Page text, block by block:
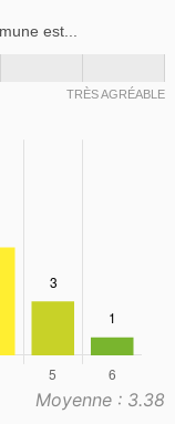
est...
TRÈS AGRÉABLE
Moyenne : 3.38